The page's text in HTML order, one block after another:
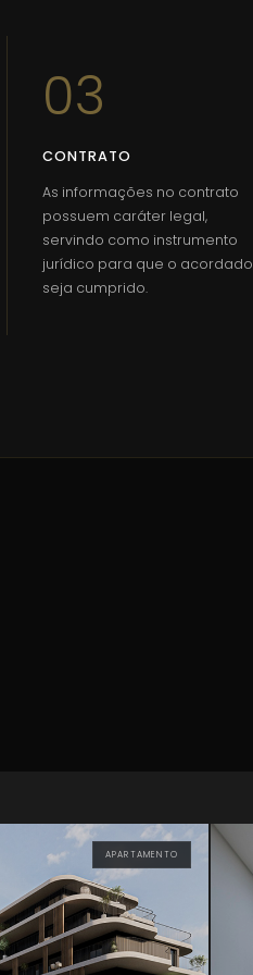
do
sermos nós
03
CONTRATO
As informações no contrato
possuem caráter legal,
servindo como instrumento
jurídico para que o acordado
seja cumprido.
APARTAMENTO